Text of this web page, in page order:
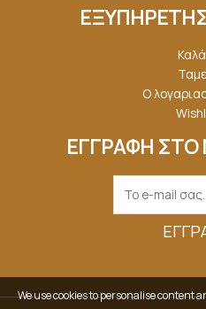
Ο
ΕΓΓΡΑΦΗ ΣΤΟ
We use cookies to personalise content